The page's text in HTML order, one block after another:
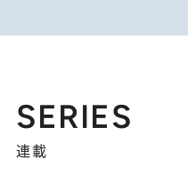
SERIES
連載